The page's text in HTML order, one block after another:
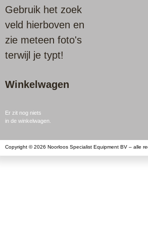
Gebruik het zoek
veld hierboven en
zie meteen foto's
terwijl je typt!
Winkelwagen
Er zit nog niets
in de winkelwagen.
Copyright © 2026 Noorloos Specialist Equipment BV – alle